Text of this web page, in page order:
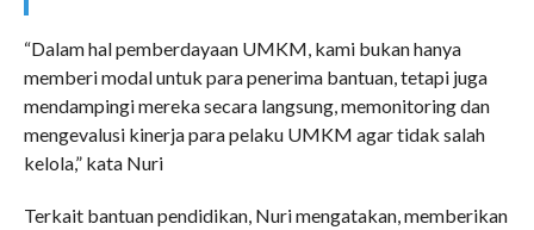
“Dalam hal pemberdayaan UMKM, kami bukan hanya
memberi modal untuk para penerima bantuan, tetapi juga
mendampingi mereka secara langsung, memonitoring dan
mengevalusi kinerja para pelaku UMKM agar tidak salah
kelola,” kata Nuri
Terkait bantuan pendidikan, Nuri mengatakan, memberikan